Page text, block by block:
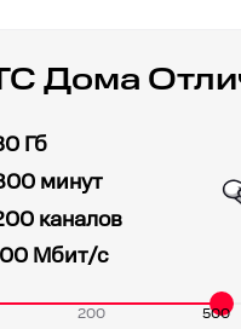
Дома
Гб
минут
каналов
Мбит/с
200 500